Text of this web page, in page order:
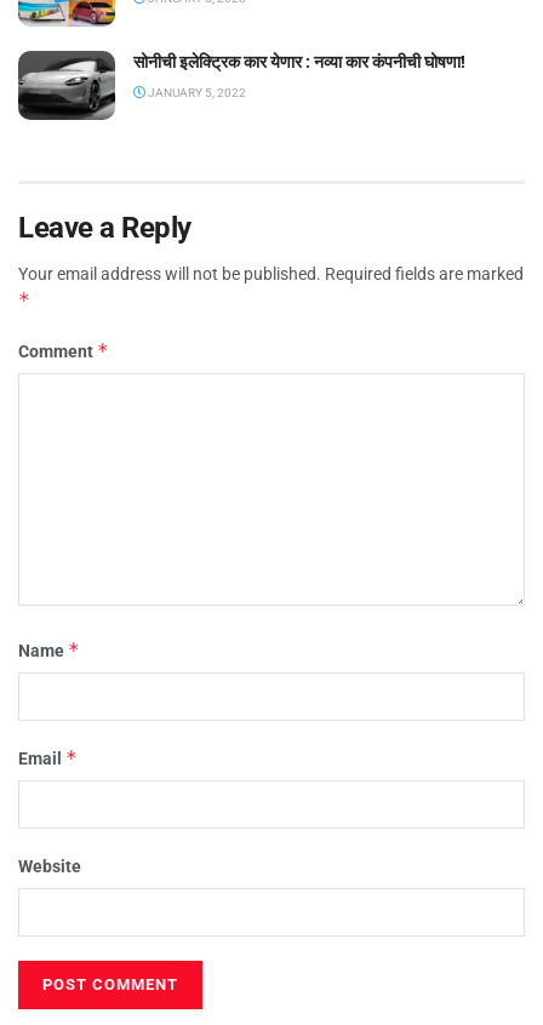
सोनीची इलेक्ट्रिक कार येणार : नव्या कार कंपनीची घोषणा!
JANUARY 5, 2022
Leave a Reply
Your email address will not be published. Required fields are marked
*
Comment *
Name *
Email *
Website